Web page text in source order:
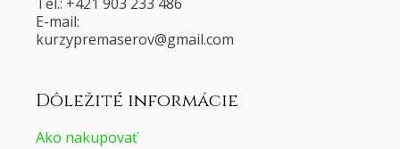
E-mail:
moc.liamg
@voresamerpyzruk
Dôležité informácie
Ako nakupovať